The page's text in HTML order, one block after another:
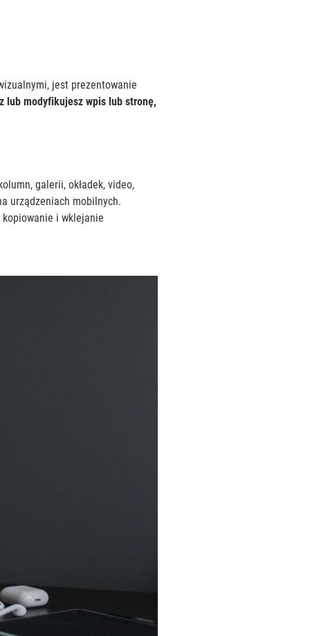
jest prezentowanie
lub modyfikujesz wpis lub stronę,
galerii, okładek, video,
urządzeniach mobilnych.
i wklejanie